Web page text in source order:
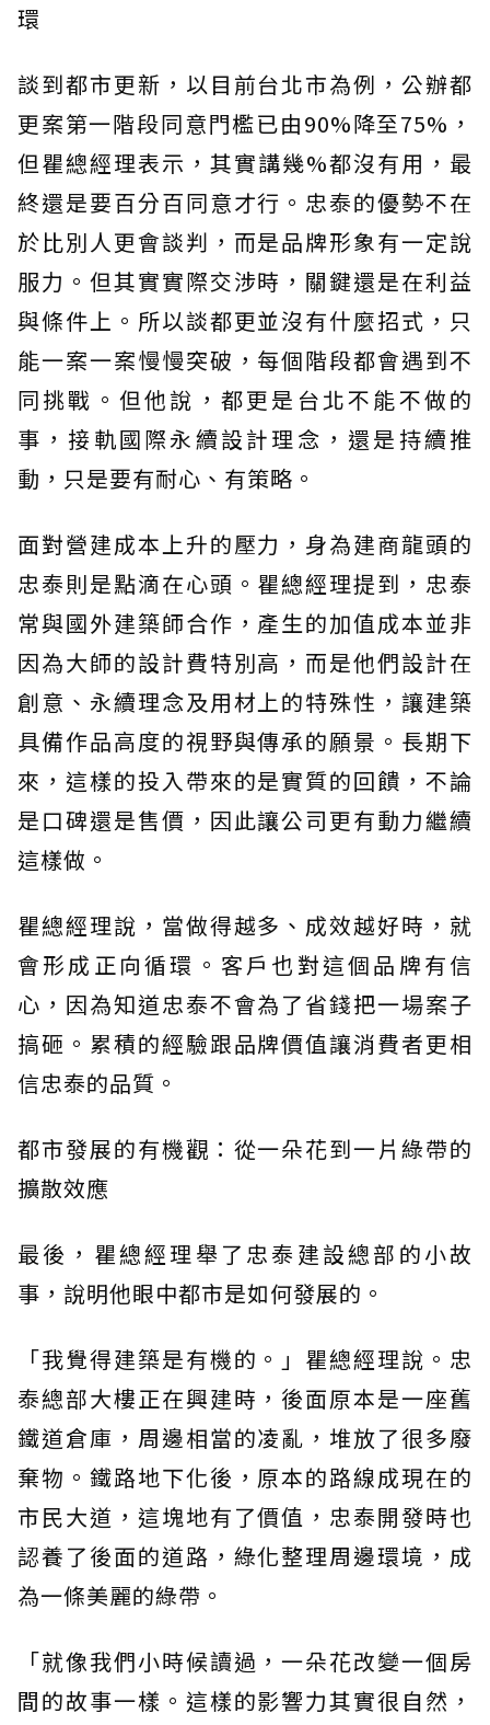
環
談到都市更新，以目前台北市為例，公辦都
更案第一階段同意門檻已由90%降至75%，
但瞿總經理表示，其實講幾%都沒有用，最
終還是要百分百同意才行。忠泰的優勢不在
於比別人更會談判，而是品牌形象有一定說
服力。但其實實際交涉時，關鍵還是在利益
與條件上。所以談都更並沒有什麼招式，只
能一案一案慢慢突破，每個階段都會遇到不
同挑戰。但他說，都更是台北不能不做的
事，接軌國際永續設計理念，還是持續推
動，只是要有耐心、有策略。
面對營建成本上升的壓力，身為建商龍頭的
忠泰則是點滴在心頭。瞿總經理提到，忠泰
常與國外建築師合作，產生的加值成本並非
因為大師的設計費特別高，而是他們設計在
創意、永續理念及用材上的特殊性，讓建築
具備作品高度的視野與傳承的願景。長期下
來，這樣的投入帶來的是實質的回饋，不論
是口碑還是售價，因此讓公司更有動力繼續
這樣做。
瞿總經理說，當做得越多、成效越好時，就
會形成正向循環。客戶也對這個品牌有信
心，因為知道忠泰不會為了省錢把一場案子
搞砸。累積的經驗跟品牌價值讓消費者更相
信忠泰的品質。
都市發展的有機觀：從一朵花到一片綠帶的
擴散效應
最後，瞿總經理舉了忠泰建設總部的小故
事，說明他眼中都市是如何發展的。
「我覺得建築是有機的。」瞿總經理說。忠
泰總部大樓正在興建時，後面原本是一座舊
鐵道倉庫，周邊相當的凌亂，堆放了很多廢
棄物。鐵路地下化後，原本的路線成現在的
市民大道，這塊地有了價值，忠泰開發時也
認養了後面的道路，綠化整理周邊環境，成
為一條美麗的綠帶。
「就像我們小時候讀過，一朵花改變一個房
間的故事一樣。這樣的影響力其實很自然，